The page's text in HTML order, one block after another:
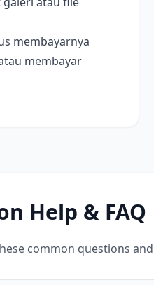
membayarnya
membayar
Help & FAQ
common questions